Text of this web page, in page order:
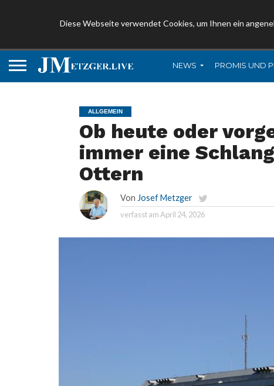
Diese Webseite verwendet Cookies, um Ihnen ein
NEWS PROMIS UND
ALLGEMEIN
Ob heute oder
immer eine
Ottern
Von Josef Metzger
verfasst amApril 24, 2026